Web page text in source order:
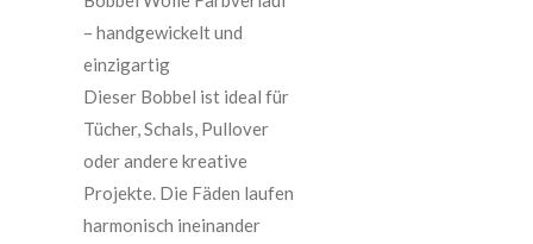
– handgewickelt und
einzigartig
Dieser Bobbel ist ideal für
Tücher, Schals, Pullover
oder andere kreative
Projekte. Die Fäden laufen
harmonisch ineinander